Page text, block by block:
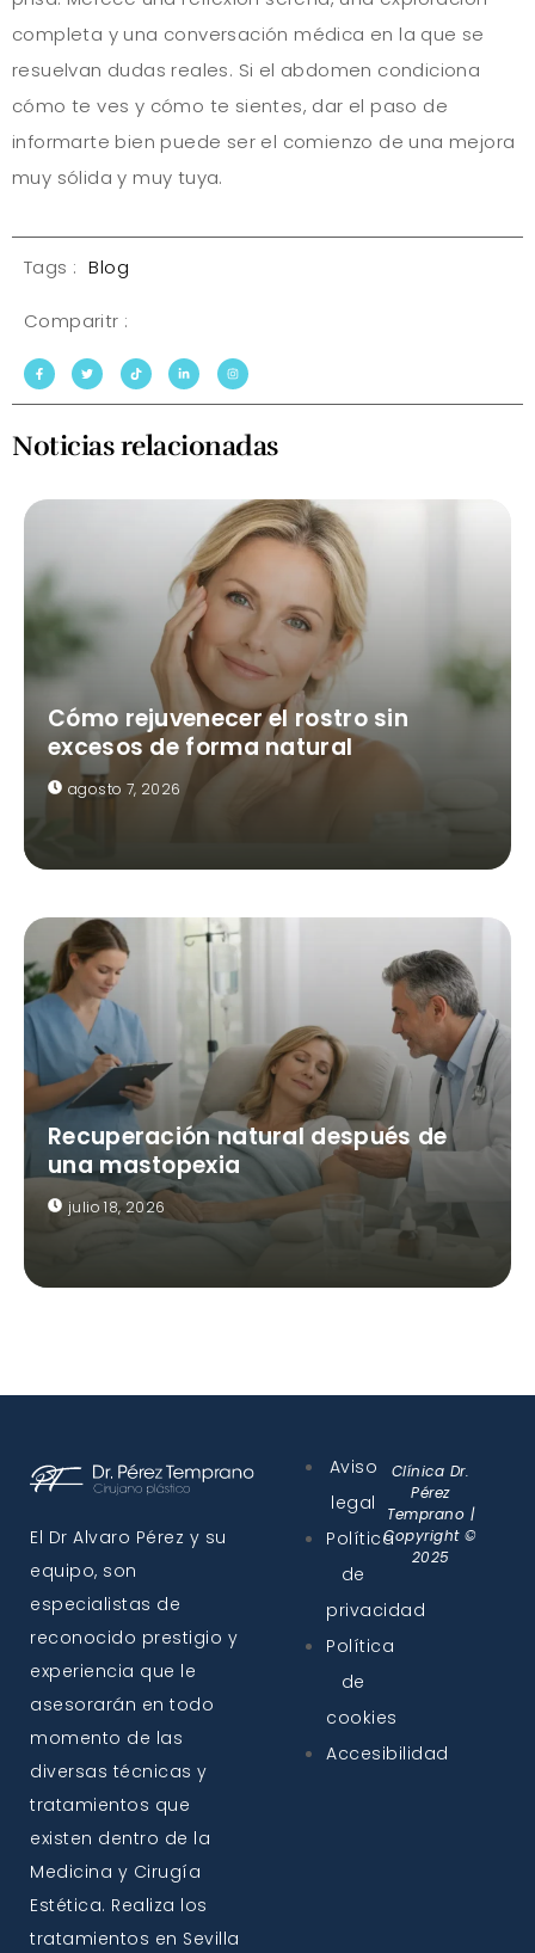
completa y una conversación médica en la que se
resuelvan dudas reales. Si el abdomen condiciona
cómo te ves y cómo te sientes, dar el paso de
informarte bien puede ser el comienzo de una mejora
muy sólida y muy tuya.
Tags : Blog
Comparitr :
Noticias relacionadas
Cómo rejuvenecer el rostro sin
excesos de forma natural
agosto 7, 2026
Recuperación natural después de
una mastopexia
julio 18, 2026
El Dr Alvaro Pérez y su
equipo, son
especialistas de
reconocido prestigio y
experiencia que le
asesorarán en todo
momento de las
diversas técnicas y
tratamientos que
existen dentro de la
Medicina y Cirugía
Estética. Realiza los
tratamientos en Sevilla
Aviso
legal
Política
de
privacidad
Política
de
cookies
Accesibilidad
Clínica Dr.
Pérez
Temprano |
Copyright ©
2025